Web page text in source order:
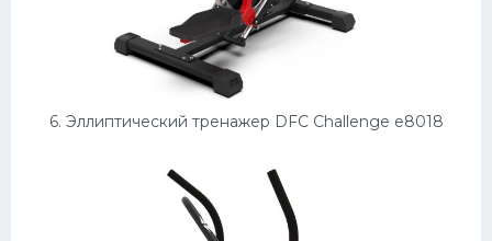
6. Эллиптический тренажер DFC Challenge e8018